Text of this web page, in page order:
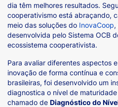
dia têm melhores resultados.
cooperativismo está abraçando,
meio das soluções do InovaCoop,
desenvolvida pelo Sistema OCB
ecossistema cooperativista.
Para avaliar diferentes aspectos
inovação de forma contínua e
brasileiras, foi desenvolvido um
diagnostica o nível de
chamado de Diagnóstico do